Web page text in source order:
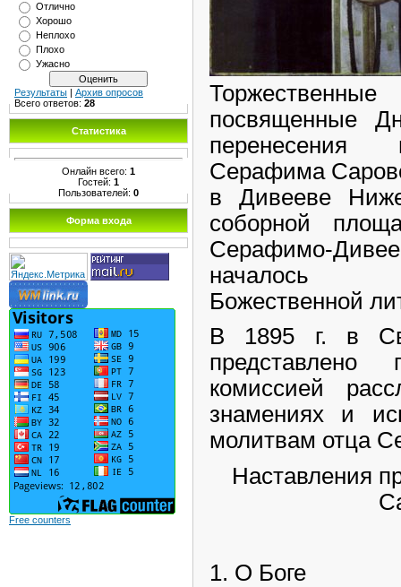
Отлично
Хорошо
Неплохо
Плохо
Ужасно
Результаты | Архив опросов
Всего ответов: 28
Статистика
Онлайн всего: 1
Гостей: 1
Пользователей: 0
Форма входа
Free counters
посвященные
перенесения
Серафима
в Дивееве
соборной
Серафимо-
началось
Божественной
В 1895 г. в
представлено
комиссией
знамениях и
молитвам отца
Наставления
1. О Боге